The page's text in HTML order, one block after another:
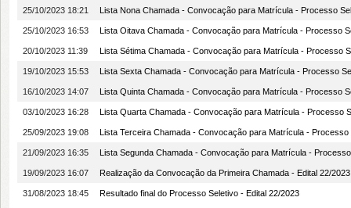
25/10/2023 18:21 Lista Nona Chamada - Convocação para Matrícula - Processo
25/10/2023 16:53 Lista Oitava Chamada - Convocação para Matrícula - Processo
20/10/2023 11:39 Lista Sétima Chamada - Convocação para Matrícula - Processo
19/10/2023 15:53 Lista Sexta Chamada - Convocação para Matrícula - Processo
16/10/2023 14:07 Lista Quinta Chamada - Convocação para Matrícula - Processo
03/10/2023 16:28 Lista Quarta Chamada - Convocação para Matrícula - Processo
25/09/2023 19:08 Lista Terceira Chamada - Convocação para Matrícula - Processo
21/09/2023 16:35 Lista Segunda Chamada - Convocação para Matrícula -
19/09/2023 16:07 Realização da Convocação da Primeira Chamada - Edital 22/2023
31/08/2023 18:45 Resultado final do Processo Seletivo - Edital 22/2023